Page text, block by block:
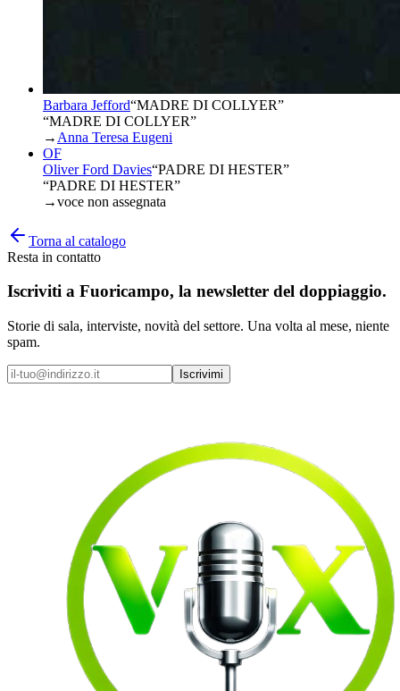
Barbara Jefford“MADRE DI COLLYER”
“MADRE DI COLLYER”
→ Anna Teresa Eugeni
OF
Oliver Ford Davies“PADRE DI HESTER”
“PADRE DI HESTER”
→voce non assegnata
Torna al catalogo
Resta in contatto
Iscriviti a Fuoricampo, la newsletter del doppiaggio.
Storie di sala, interviste, novità del settore. Una volta al mese, niente
spam.
Iscrivimi